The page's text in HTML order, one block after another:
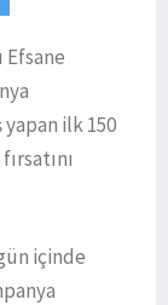
Efsane
yapan ilk 150
içinde